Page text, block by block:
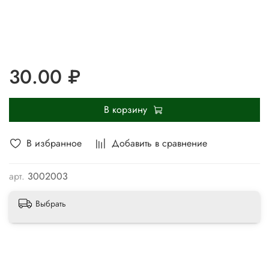
В избранное Добавить в сравнение
арт. 3002003
30.00 ₽
В корзину
Выбрать